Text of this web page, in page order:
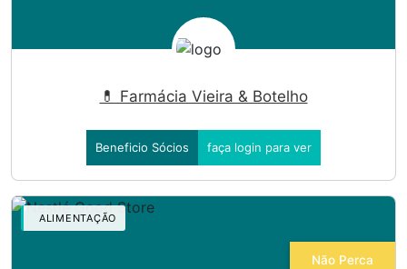
💊 Farmácia Vieira & Botelho
Beneficio Sócios faça login para ver
Não Perca
ALIMENTAÇÃO